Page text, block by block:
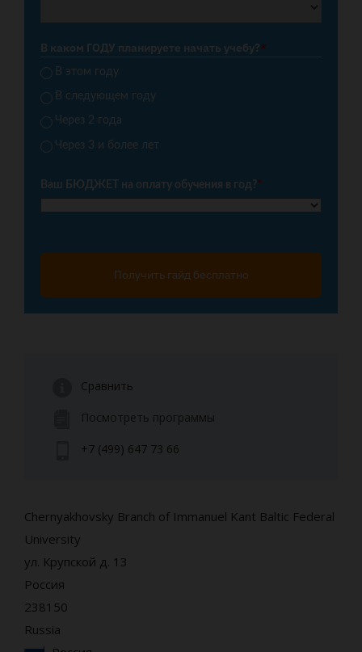
В каком ГОДУ планируете начать учебу?*
В этом году
В следующем году
Через 2 года
Через 3 и более лет
Ваш БЮДЖЕТ на оплату обучения в год?*
Получить гайд бесплатно
Сравнить
Посмотреть программы
+7 (499) 647 73 66
Chernyakhovsky Branch of Immanuel Kant Baltic Federal
University
ул. Крупской д. 13
Россия
238150
Russia